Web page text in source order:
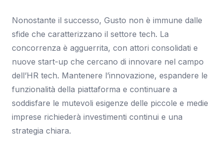
Nonostante il successo, Gusto non è immune dalle
sfide che caratterizzano il settore tech. La
concorrenza è agguerrita, con attori consolidati e
nuove start-up che cercano di innovare nel campo
dell’HR tech. Mantenere l’innovazione, espandere le
funzionalità della piattaforma e continuare a
soddisfare le mutevoli esigenze delle piccole e medie
imprese richiederà investimenti continui e una
strategia chiara.